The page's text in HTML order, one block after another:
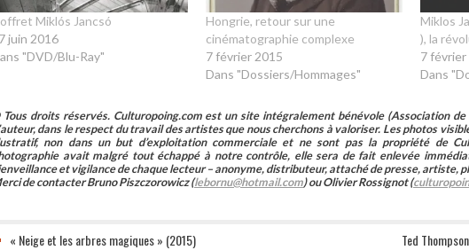
Miklós Jancsó
juin 2016
"DVD/Blu-Ray"
Hongrie, retour sur une
cinématographie complexe
7 février 2015
Dans "Dossiers/Hommages"
Miklos
), la
7 février
Dans
droits réservés. Culturopoing.com est un site intégralement bénévole (Association
dans le respect du travail des artistes que nous cherchons à valoriser. Les photos
non dans un but d’exploitation commerciale et ne sont pas la propriété de
avait malgré tout échappé à notre contrôle, elle sera de fait enlevée
et vigilance de chaque lecteur – anonyme, distributeur, attaché de presse, artiste,
de contacter Bruno Piszczorowicz (lebornu@hotmail.com) ou Olivier Rossignot (
« Neige et les arbres magiques » (2015) Ted